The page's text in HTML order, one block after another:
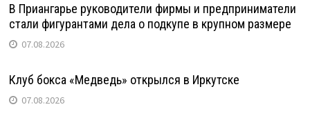
В Приангарье руководители фирмы и предприниматели
стали фигурантами дела о подкупе в крупном размере
07.08.2026
Клуб бокса «Медведь» открылся в Иркутске
07.08.2026